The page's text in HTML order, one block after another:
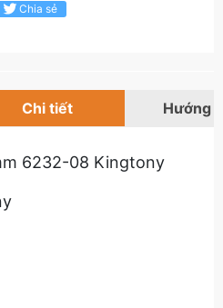
Chia sẻ
Chi tiết Hướng
6232-08 Kingtony